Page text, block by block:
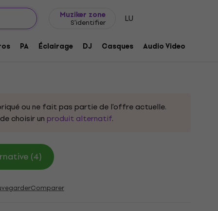
Muziker zone
S'identifier LU
PA Éclairage DJ Casques Audio Video
sans fil supra-auriculaire
ou ne fait pas partie de l'offre actuelle.
choisir un produit alternatif.
(4)
Comparer